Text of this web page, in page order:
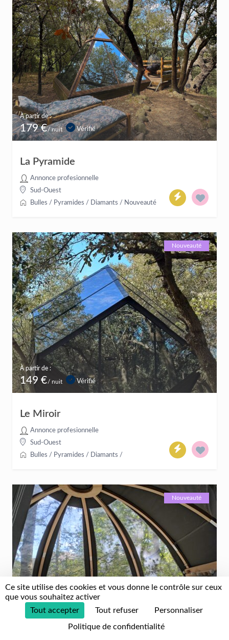
À partir de :
179 €/ nuit Vérifié
La Pyramide
Annonce profesionnelle
Sud-Ouest
Bulles / Pyramides / Diamants / Nouveauté
À partir de :
149 €/ nuit
Nouveauté
Vérifié
Le Miroir
Annonce profesionnelle
Sud-Ouest
Bulles / Pyramides / Diamants /
À partir de :
Nouveauté
Ce site utilise des cookies et vous donne le contrôle sur ceux
que vous souhaitez activer
Tout accepter
Tout refuser
Personnaliser
Politique de confidentialité